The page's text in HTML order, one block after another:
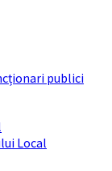
publici
Local